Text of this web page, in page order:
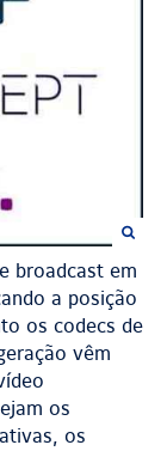
broadcast em
a posição
os codecs de
vêm
os
os